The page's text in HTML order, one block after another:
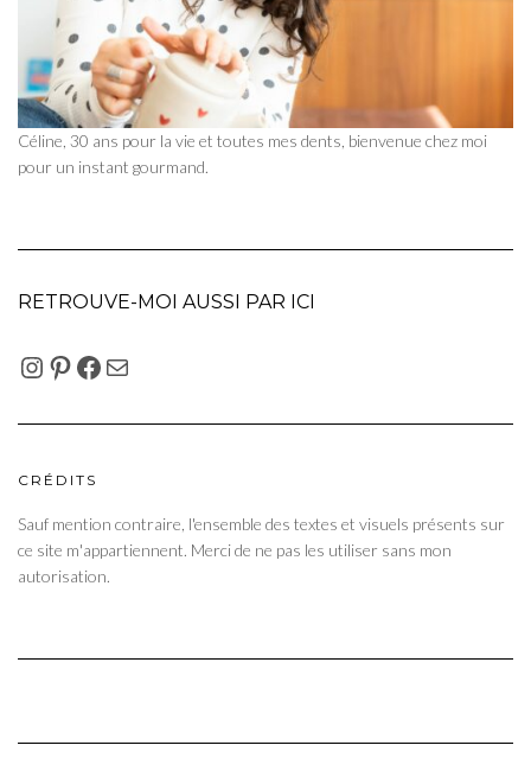
Céline, 30 ans pour la vie et toutes mes dents, bienvenue chez moi
pour un instant gourmand.
RETROUVE-MOI AUSSI PAR ICI
INSTAGRAM
PINTEREST
FACEBOOK
E-MAIL
CRÉDITS
Sauf mention contraire, l'ensemble des textes et visuels présents sur
ce site m'appartiennent. Merci de ne pas les utiliser sans mon
autorisation.